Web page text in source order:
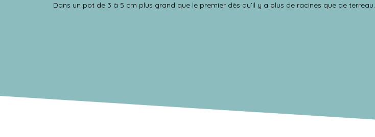
Dans un pot de 3 à 5 cm plus grand que le premier dès qu’il y a plus de racines que de terreau.